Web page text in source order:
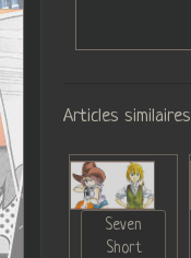
Articles similaires
Seven
Short